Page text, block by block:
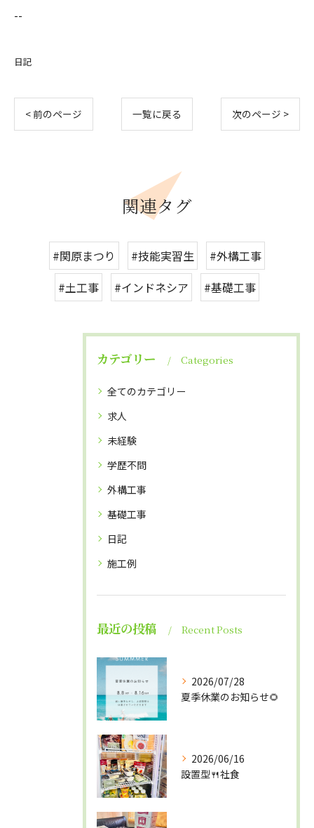
--
日記
< 前のページ 一覧に戻る 次のページ >
関連タグ
#関原まつり #技能実習生
#外構工事
#土工事
#インドネシア #基礎工事
カテゴリー Categories
全てのカテゴリー
求人
未経験
学歴不問
外構工事
基礎工事
日記
施工例
最近の投稿 Recent Posts
2026/07/28
夏季休業のお知らせ🌻
2026/06/16
設置型🍴社食